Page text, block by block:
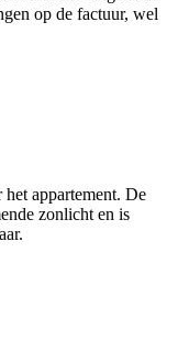
op de factuur, wel
appartement. De
zonlicht en is